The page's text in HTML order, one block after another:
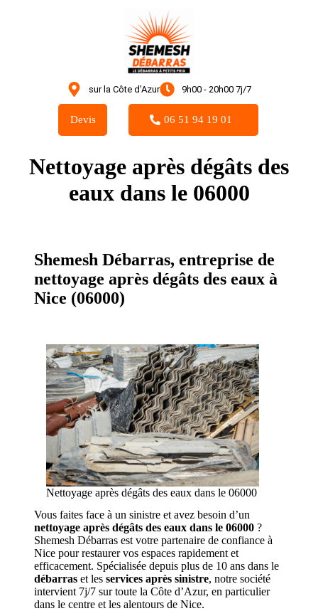
sur la Côte d’Azur 9h00 - 20h00 7j/7
Devis 06 51 94 19 01
Nettoyage après dégâts des
eaux dans le 06000
Shemesh Débarras, entreprise de
nettoyage après dégâts des eaux à
Nice (06000)
Nettoyage après dégâts des eaux dans le 06000
Vous faites face à un sinistre et avez besoin d’un
nettoyage après dégâts des eaux dans le 06000 ?
Shemesh Débarras est votre partenaire de confiance à
Nice pour restaurer vos espaces rapidement et
efficacement. Spécialisée depuis plus de 10 ans dans le
débarras et les services après sinistre, notre société
intervient 7j/7 sur toute la Côte d’Azur, en particulier
dans le centre et les alentours de Nice.